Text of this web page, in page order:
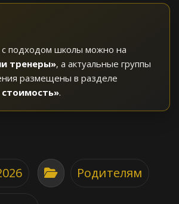
с подходом школы можно на
тренеры», а актуальные группы
размещены в разделе
стоимость».
Родителям